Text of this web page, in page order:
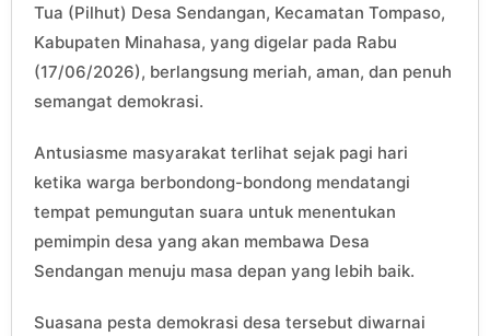
Tua (Pilhut) Desa Sendangan, Kecamatan Tompaso,
Kabupaten Minahasa, yang digelar pada Rabu
(17/06/2026), berlangsung meriah, aman, dan penuh
semangat demokrasi.
Antusiasme masyarakat terlihat sejak pagi hari
ketika warga berbondong-bondong mendatangi
tempat pemungutan suara untuk menentukan
pemimpin desa yang akan membawa Desa
Sendangan menuju masa depan yang lebih baik.
Suasana pesta demokrasi desa tersebut diwarnai